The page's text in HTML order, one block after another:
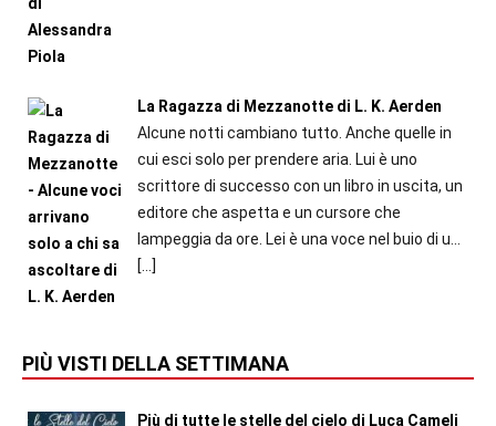
La Ragazza di Mezzanotte di L. K. Aerden
Alcune notti cambiano tutto. Anche quelle in
cui esci solo per prendere aria. Lui è uno
scrittore di successo con un libro in uscita, un
editore che aspetta e un cursore che
lampeggia da ore. Lei è una voce nel buio di u...
[…]
PIÙ VISTI DELLA SETTIMANA
Più di tutte le stelle del cielo di Luca Cameli